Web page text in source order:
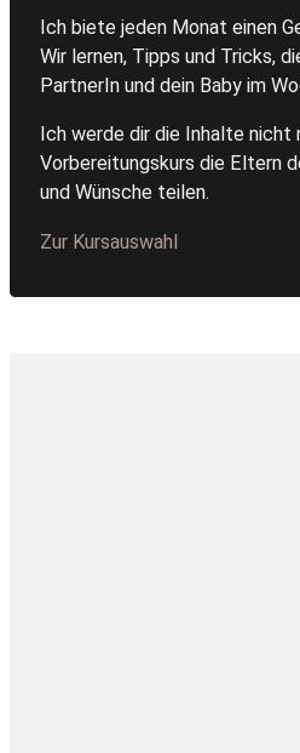
Ich biete jeden Monat einen
Wir lernen, Tipps und Tricks,
PartnerIn und dein Baby im
Ich werde dir die Inhalte
Vorbereitungskurs die Eltern
und Wünsche teilen.
Zur Kursauswahl